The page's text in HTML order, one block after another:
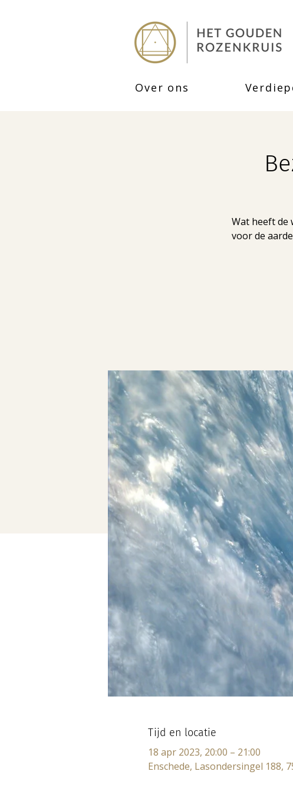
Over ons
Wat heeft de
voor de
Tijd en locatie
18 apr 2023, 20:00 – 21:00
Enschede, Lasondersingel 188,